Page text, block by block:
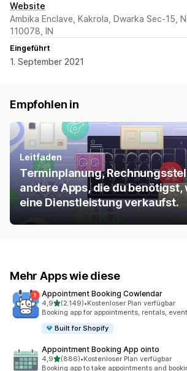
Website
Ambika Enclave, Kakrola, Dwarka Sec-15,
110078, IN
Eingeführt
1. September 2021
Empfohlen in
Leitfaden
Terminplanung,
andere Apps, die du benötigst,
eine Dienstleistung verkaufst.
Mehr Apps wie diese
Appointment Booking Cowlendar
4,9von 5 Sternen
(2.149)
2149 Rezensionen insgesamt
•Kostenloser Plan verfügbar
Booking app for appointments, rentals,
Built for Shopify
Appointment Booking App ointo
4,9von 5 Sternen
(886)
886 Rezensionen insgesamt
•Kostenloser Plan verfügbar
Booking app to take appointments and